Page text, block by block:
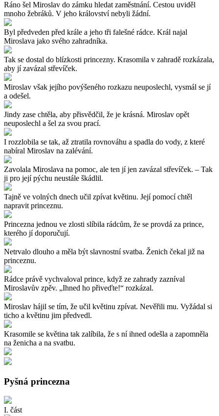
Ráno šel Miroslav do zámku hledat zaměstnání. Cestou uviděl
mnoho žebráků. V jeho království nebyli žádní.
Byl předveden před krále a jeho tři falešné rádce. Král najal
Miroslava jako svého zahradníka.
Tak se dostal do blízkosti princezny. Krasomila v zahradě rozkázala,
aby jí zavázal střevíček.
Miroslav však jejího povýšeného rozkazu neuposlechl, vysmál se jí
a odešel.
Jindy zase chtěla, aby přisvědčil, že je krásná. Miroslav opět
neuposlechl a šel za svou prací.
I rozzlobila se tak, až ztratila rovnováhu a spadla do vody, z které
nabíral Miroslav na zalévání.
Zavolala Miroslava na pomoc, ale ten jí jen zavázal střevíček. – Tak
ji pro její pýchu neustále škádlil.
Tajně ve volných dnech učil zpívat květinu. Její pomocí chtěl
napravit princeznu.
Princezna jednou ve zlosti slíbila rádcům, že se provdá za prince,
kterého jí doporučují.
Netrvalo dlouho a měla být slavnostní svatba. Ženich čekal již na
princeznu.
Rádce právě vychvaloval prince, když ze zahrady zazníval
Miroslavův zpěv. „Ihned ho přiveďte!“ rozkázal.
Miroslav hájil se tím, že učil květinu zpívat. Nevěřili mu. Vyžádal si
ticho a květinu jim předvedl.
Krasomile se květina tak zalíbila, že s ní ihned odešla a zapomněla
na ženicha a na svatbu.
Pyšná princezna
I. část